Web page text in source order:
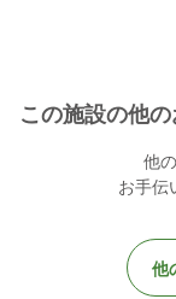
この施設の他
他
お手伝
他